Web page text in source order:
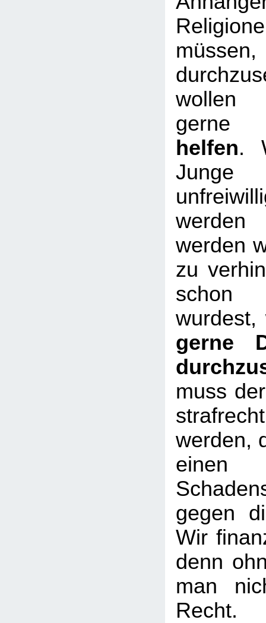
wollen
helfen.
werden
zu
schon
wurdest,
gerne
muss
werden,
einen
gegen
Wir
denn
man
Recht.